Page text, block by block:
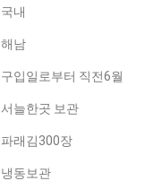
국내
해남
구입일로부터 직전6월
서늘한곳 보관
파래김300장
냉동보관